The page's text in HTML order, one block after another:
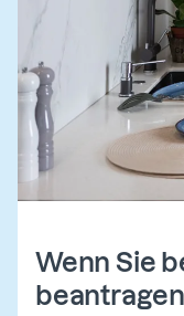
Wenn Sie